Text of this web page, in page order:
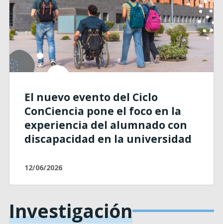
El nuevo evento del Ciclo
ConCiencia pone el foco en la
experiencia del alumnado con
discapacidad en la universidad
12/06/2026
Investigación